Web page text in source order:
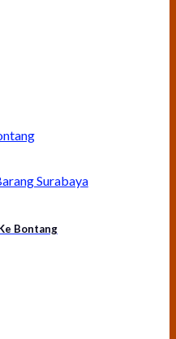
Surabaya
Bontang